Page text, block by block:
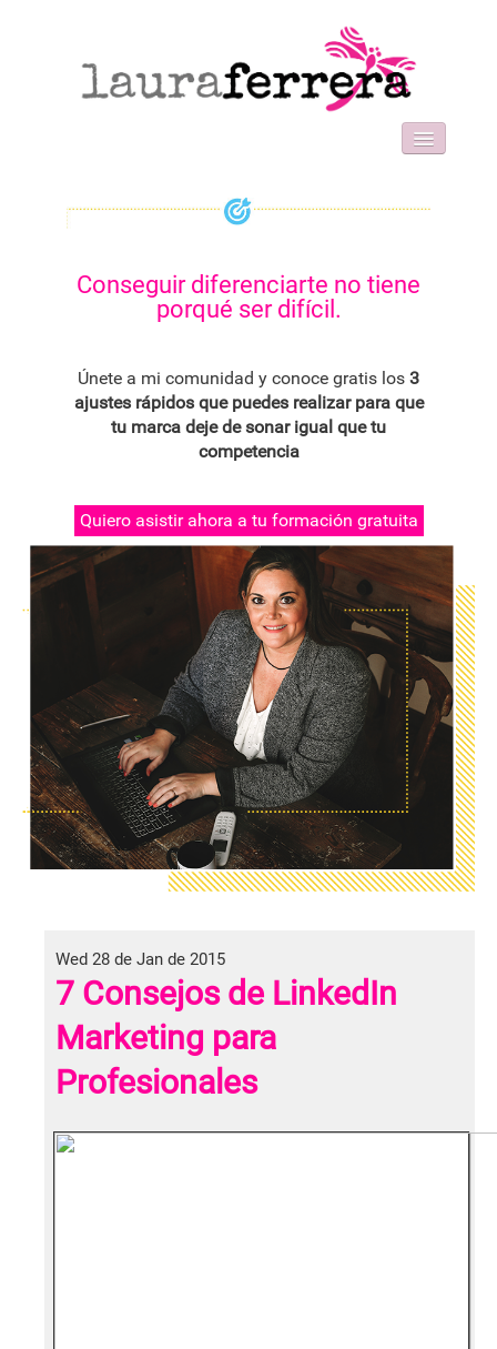
SOBRE MI
BLOG
Conseguir diferenciarte no tiene
porqué ser difícil.
Únete a mi comunidad y conoce gratis los 3
ajustes rápidos que puedes realizar para que
tu marca deje de sonar igual que tu
competencia
Quiero asistir ahora a tu formación gratuita
Wed 28 de Jan de 2015
7 Consejos de LinkedIn
Marketing para
Profesionales